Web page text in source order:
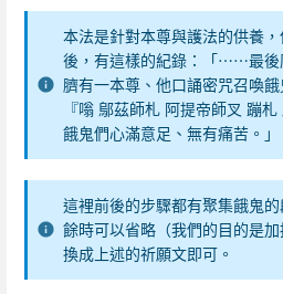
本法是針對本尊與護法的供養
後，有這樣的紀錄：「⋯⋯最後
臍有一本尊、他口誦密咒召喚餓
『嗡 鄔茲師札 阿提帝師叉 蹦
餓鬼們心滿意足、無有痛苦。」
這裡前後的步驟都有聚集餓鬼
餘時可以省略（我們的目的是
換成上述的祈願文即可。